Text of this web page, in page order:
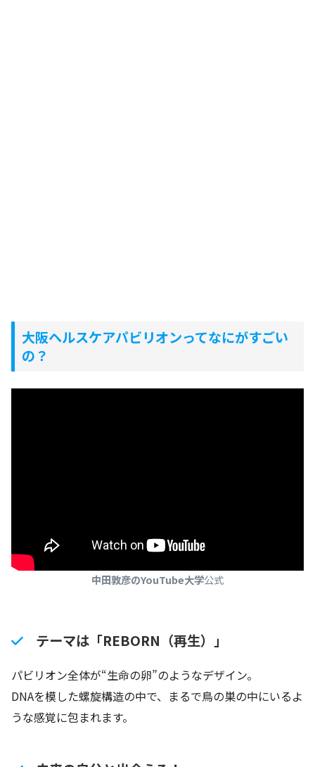
大阪ヘルスケアパビリオンってなにがすごい
の？
中田敦彦のYouTube大学公式
テーマは「REBORN（再生）」
パビリオン全体が“生命の卵”のようなデザイン。
DNAを模した螺旋構造の中で、まるで鳥の巣の中にいるよ
うな感覚に包まれます。